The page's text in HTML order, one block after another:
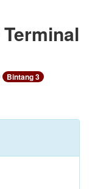
Terminal
Bintang 3